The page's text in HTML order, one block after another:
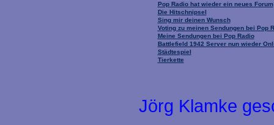
Pop Radio hat wieder ein neues Forum
Die Hitschnipsel
Sing mir deinen Wunsch
Voting zu meinen Sendungen bei Pop
Meine Sendungen bei Pop Radio
Battlefield 1942 Server nun wieder
Städtespiel
Tierkette
Jörg Klamke